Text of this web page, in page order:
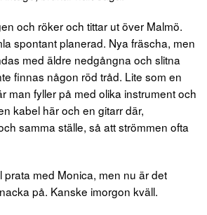
och röker och tittar ut över Malmö.
spontant planerad. Nya fräscha, men
med äldre nedgångna och slitna
finnas någon röd tråd. Lite som en
man fyller på med olika instrument och
kabel här och en gitarr där,
samma ställe, så att strömmen ofta
prata med Monica, men nu är det
på. Kanske imorgon kväll.